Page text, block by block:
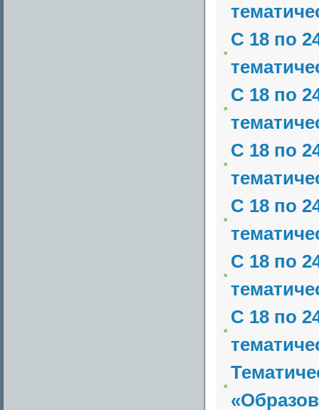
С 18 по
С 18 по
С 18 по
С 18 по
С 18 по
С 18 по